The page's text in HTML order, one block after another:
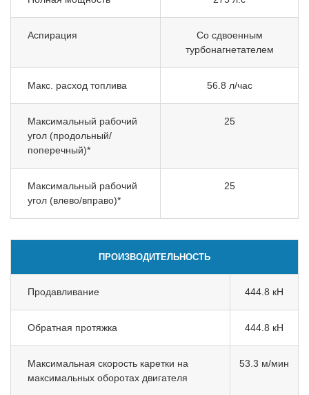
Аспирация
Со сдвоенным
турбонагнетателем
Макс. расход топлива 56.8 л/час
Максимальный рабочий
угол (продольный/
поперечный)*
25
Максимальный рабочий
угол (влево/вправо)*
25
ПРОИЗВОДИТЕЛЬНОСТЬ
Продавливание 444.8 кН
Обратная протяжка 444.8 кН
Максимальная скорость каретки на
максимальных оборотах двигателя
53.3 м/мин